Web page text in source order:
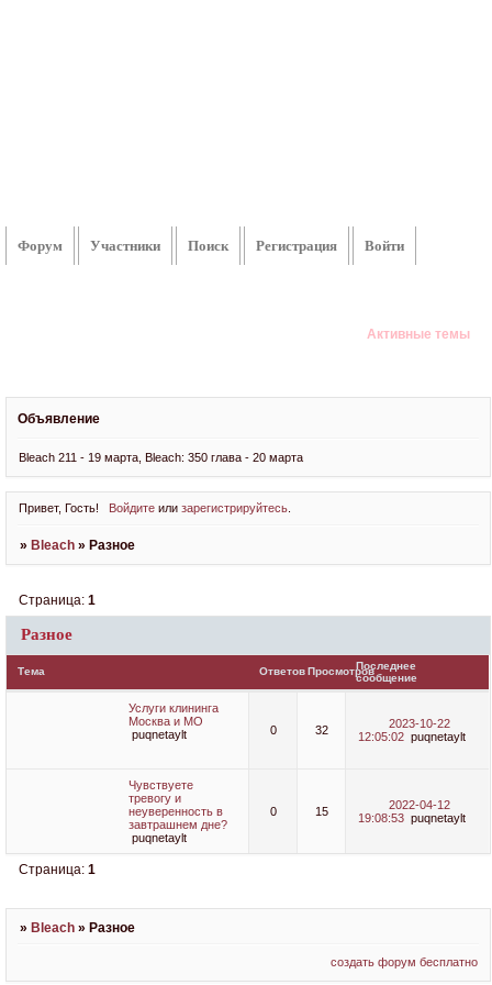
Форум Участники Поиск Регистрация Войти
Активные темы
Объявление
Bleach 211 - 19 марта, Bleach: 350 глава - 20 марта
Привет, Гость! Войдитеили зарегистрируйтесь.
» Bleach » Разное
Разное
Страница:1
Тема ОтветовПросмотровПоследнее
сообщение
Услуги клининга
Москва и МО
puqnetaylt
0 32
2023-10-22
12:05:02 puqnetaylt
Чувствуете
тревогу и
неуверенность в
завтрашнем дне?
puqnetaylt
0 15
2022-04-12
19:08:53 puqnetaylt
Страница:1
»Bleach »Разное
создать форум бесплатно